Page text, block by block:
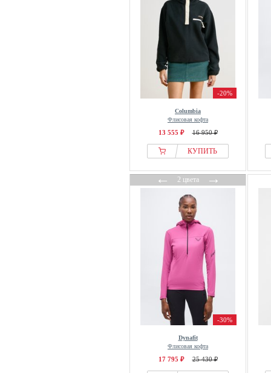
-20%
Columbia
Флисовая кофта
13 555 ₽ 16 950 ₽
КУПИТЬ
←2 цвета→
-30%
Dynafit
Флисовая кофта
17 795 ₽ 25 430 ₽